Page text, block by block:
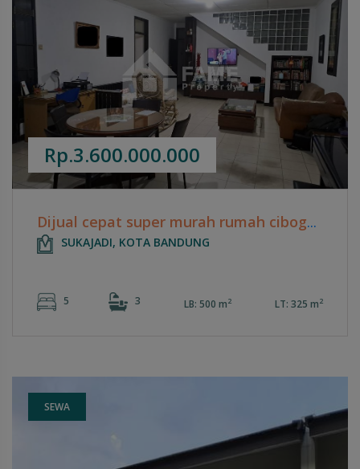
Rp.3.600.000.000
Dijual cepat super murah rumah cibogo sayap surya sumantri nyaman siap huni dekat maranatha
SUKAJADI, KOTA BANDUNG
5 3 LB: 500 m2 LT: 325 m2
SEWA